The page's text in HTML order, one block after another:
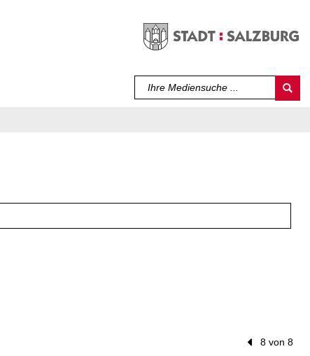
Sprache auswählen
Vorheriger
8 von 8